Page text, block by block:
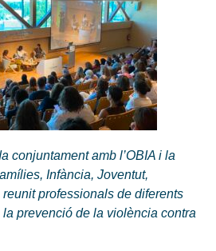
conjuntament amb l’OBIA i la
Infància, Joventut,
professionals de diferents
prevenció de la violència contra